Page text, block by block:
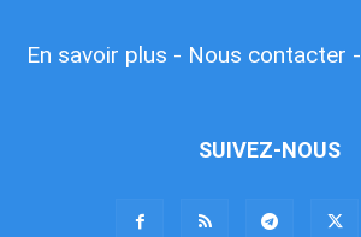
En savoir plus - Nous contacter -
SUIVEZ-NOUS